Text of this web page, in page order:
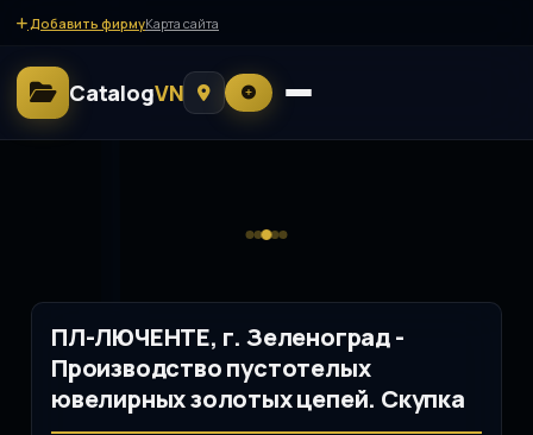
Добавить фирмуКарта сайта
CatalogVN
ПЛ-ЛЮЧЕНТЕ, г. Зеленоград -
Производство пустотелых
ювелирных золотых цепей. Скупка